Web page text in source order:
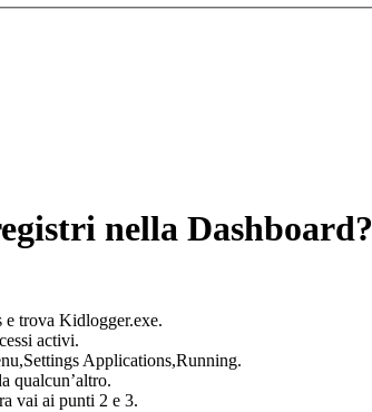
nella Dashboard?
e trova Kidlogger.exe.
activi.
Applications,Running.
qualcun’altro.
vai ai punti 2 e 3.